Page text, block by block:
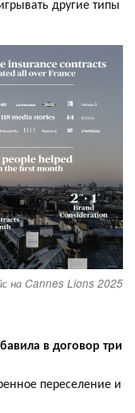
на Cannes Lions 2025
в договор три
переселение и